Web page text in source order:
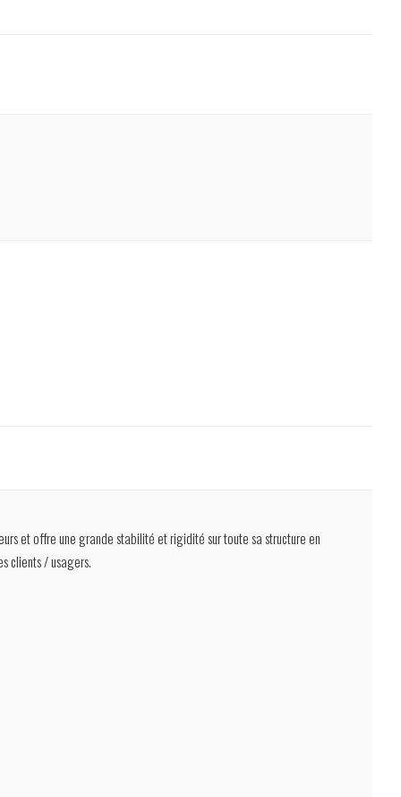
et offre une grande stabilité et rigidité sur toute sa structure en
clients / usagers.